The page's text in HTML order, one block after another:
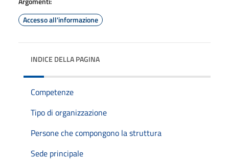
Accesso all'informazione
INDICE DELLA PAGINA
Competenze
Tipo di organizzazione
Persone che compongono la struttura
Sede principale